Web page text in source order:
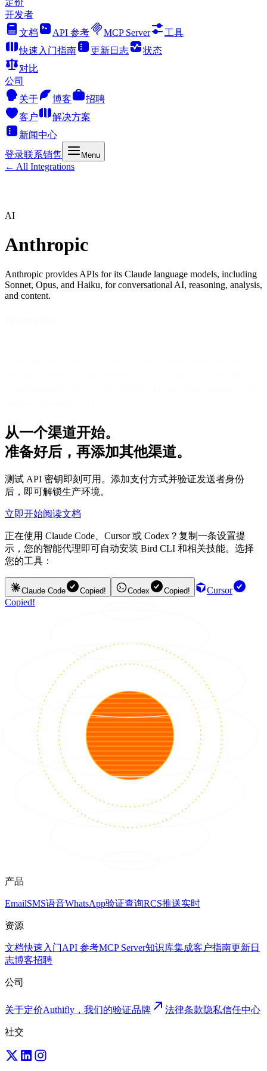
定价
开发者
文档
API 参考 MCP Server
工具
快速入门指南
更新日志
状态
对比
公司
关于
博客
招聘
客户
解决方案
新闻中心
登录联系销售 Menu
← All Integrations
AI
Anthropic
Anthropic provides APIs for its Claude language models, including
Sonnet, Opus, and Haiku, for conversational AI, reasoning, analysis,
and content.
从一个渠道开始。
准备好后，再添加其他渠道。
测试 API 密钥即刻可用。添加支付方式并验证发送者身份
后，即可解锁生产环境。
立即开始阅读文档
正在使用 Claude Code、Cursor 或 Codex？复制一条设置提
示，您的智能代理即可自动安装 Bird CLI 和相关技能。选择
您的工具：
Claude Code Copied! Codex Copied!
Cursor
Copied!
产品
EmailSMS语音WhatsApp验证查询RCS推送实时
资源
文档快速入门API 参考MCP Server知识库集成客户指南更新日
志博客招聘
公司
关于定价Authifly，我们的验证品牌 法律条款隐私信任中心
社交